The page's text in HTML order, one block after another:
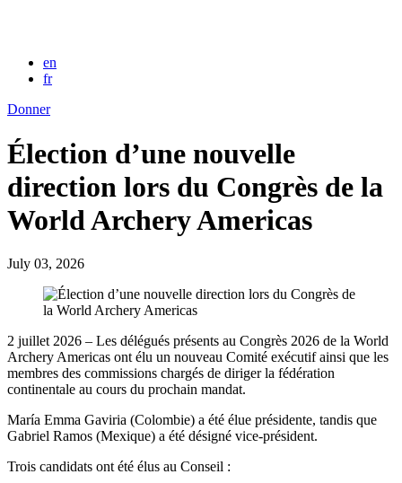
en
fr
Donner
Élection d’une nouvelle
direction lors du Congrès de la
World Archery Americas
July 03, 2026
2 juillet 2026 – Les délégués présents au Congrès 2026 de la World
Archery Americas ont élu un nouveau Comité exécutif ainsi que les
membres des commissions chargés de diriger la fédération
continentale au cours du prochain mandat.
María Emma Gaviria (Colombie) a été élue présidente, tandis que
Gabriel Ramos (Mexique) a été désigné vice-président.
Trois candidats ont été élus au Conseil :